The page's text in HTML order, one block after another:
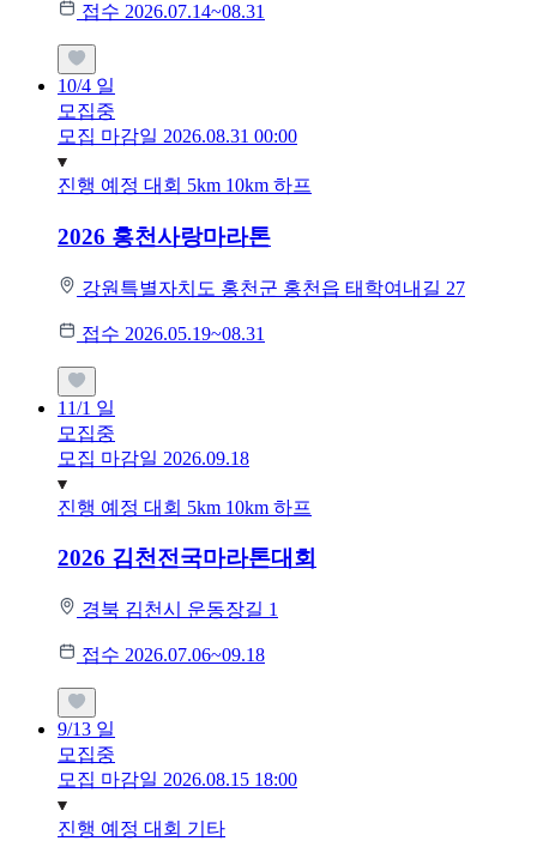
접수 2026.07.14~08.31
10/4 일
모집중
모집 마감일 2026.08.31 00:00
진행 예정 대회 5km 10km 하프
2026 홍천사랑마라톤
강원특별자치도 홍천군 홍천읍 태학여내길 27
접수 2026.05.19~08.31
11/1 일
모집중
모집 마감일 2026.09.18
진행 예정 대회 5km 10km 하프
2026 김천전국마라톤대회
경북 김천시 운동장길 1
접수 2026.07.06~09.18
9/13 일
모집중
모집 마감일 2026.08.15 18:00
진행 예정 대회 기타